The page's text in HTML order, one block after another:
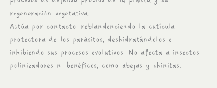
regeneración vegetativa.
Actúa por contacto, reblandenciendo la cutícula
protectora de los parásitos, deshidratándolos e
inhibiendo sus procesos evolutivos. No afecta a insectos
polinizadores ni benéficos, como abejas y chinitas.